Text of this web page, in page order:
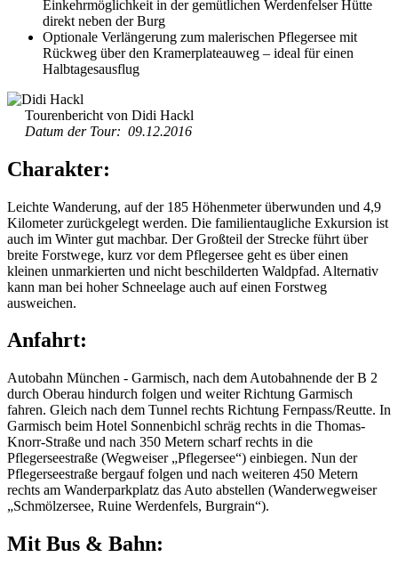
Einkehrmöglichkeit in der gemütlichen Werdenfelser Hütte
direkt neben der Burg
Optionale Verlängerung zum malerischen Pflegersee mit
Rückweg über den Kramerplateauweg – ideal für einen
Halbtagesausflug
Tourenbericht von Didi Hackl
Datum der Tour: 09.12.2016
Charakter:
Leichte Wanderung, auf der 185 Höhenmeter überwunden und 4,9
Kilometer zurückgelegt werden. Die familientaugliche Exkursion ist
auch im Winter gut machbar. Der Großteil der Strecke führt über
breite Forstwege, kurz vor dem Pflegersee geht es über einen
kleinen unmarkierten und nicht beschilderten Waldpfad. Alternativ
kann man bei hoher Schneelage auch auf einen Forstweg
ausweichen.
Anfahrt:
Autobahn München - Garmisch, nach dem Autobahnende der B 2
durch Oberau hindurch folgen und weiter Richtung Garmisch
fahren. Gleich nach dem Tunnel rechts Richtung Fernpass/Reutte. In
Garmisch beim Hotel Sonnenbichl schräg rechts in die Thomas-
Knorr-Straße und nach 350 Metern scharf rechts in die
Pflegerseestraße (Wegweiser „Pflegersee“) einbiegen. Nun der
Pflegerseestraße bergauf folgen und nach weiteren 450 Metern
rechts am Wanderparkplatz das Auto abstellen (Wanderwegweiser
„Schmölzersee, Ruine Werdenfels, Burgrain“).
Mit Bus & Bahn: